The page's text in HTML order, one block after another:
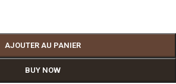
AJOUTER AU PANIER
BUY NOW